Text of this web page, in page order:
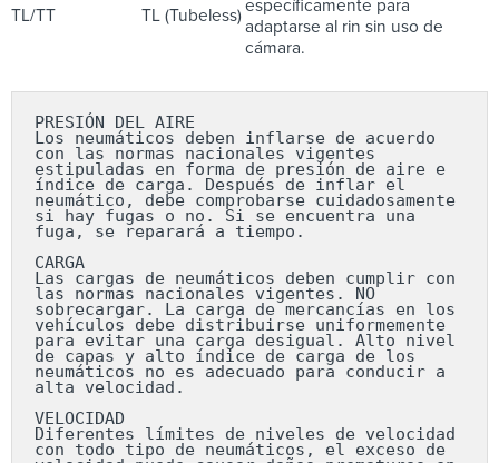
TL/TT TL (Tubeless)específicamente para
adaptarse al rin sin uso de
cámara.
PRESIÓN DEL AIRE
Los neumáticos deben inflarse de acuerdo
con las normas nacionales vigentes
estipuladas en forma de presión de aire e
índice de carga. Después de inflar el
neumático, debe comprobarse cuidadosamente
si hay fugas o no. Si se encuentra una
fuga, se reparará a tiempo.
CARGA
Las cargas de neumáticos deben cumplir con
las normas nacionales vigentes. NO
sobrecargar. La carga de mercancías en los
vehículos debe distribuirse uniformemente
para evitar una carga desigual. Alto nivel
de capas y alto índice de carga de los
neumáticos no es adecuado para conducir a
alta velocidad.
VELOCIDAD
Diferentes límites de niveles de velocidad
con todo tipo de neumáticos, el exceso de